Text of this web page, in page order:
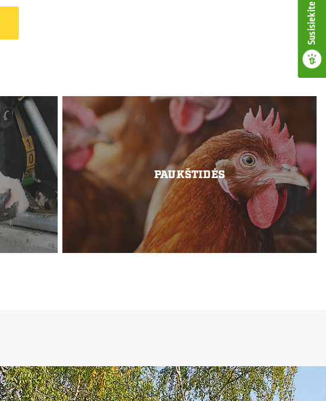
Susisiekite
PAUKŠTIDĖS